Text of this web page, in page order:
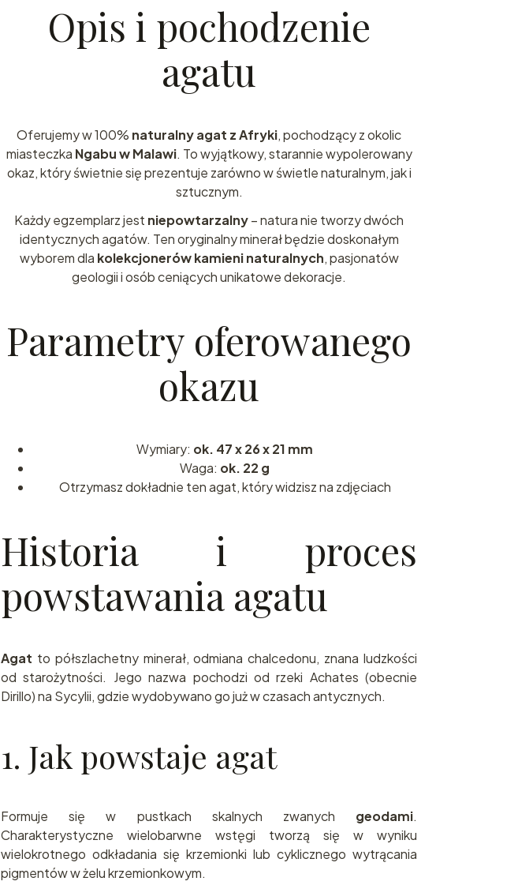
Opis i pochodzenie
agatu
Oferujemy w 100% naturalny agat z Afryki, pochodzący z okolic
miasteczka Ngabu w Malawi. To wyjątkowy, starannie wypolerowany
okaz, który świetnie się prezentuje zarówno w świetle naturalnym, jak i
sztucznym.
Każdy egzemplarz jest niepowtarzalny– natura nie tworzy dwóch
identycznych agatów. Ten oryginalny minerał będzie doskonałym
wyborem dla kolekcjonerów kamieni naturalnych, pasjonatów
geologii i osób ceniących unikatowe dekoracje.
Parametry oferowanego
okazu
Wymiary: ok. 47 x 26 x 21 mm
Waga: ok. 22 g
Otrzymasz dokładnie ten agat, który widzisz na zdjęciach
Historia i proces
powstawania agatu
Agat to półszlachetny minerał, odmiana chalcedonu, znana ludzkości
od starożytności. Jego nazwa pochodzi od rzeki Achates (obecnie
Dirillo) na Sycylii, gdzie wydobywano go już w czasach antycznych.
1. Jak powstaje agat
Formuje się w pustkach skalnych zwanych geodami.
Charakterystyczne wielobarwne wstęgi tworzą się w wyniku
wielokrotnego odkładania się krzemionki lub cyklicznego wytrącania
pigmentów w żelu krzemionkowym.